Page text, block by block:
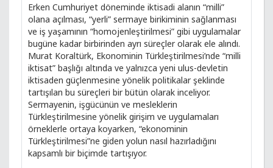
Erken Cumhuriyet döneminde iktisadi alanın “milli”
olana açılması, “yerli” sermaye birikiminin sağlanması
ve iş yaşamının “homojenleştirilmesi” gibi uygulamalar
bugüne kadar birbirinden ayrı süreçler olarak ele alındı.
Murat Koraltürk, Ekonominin Türkleştirilmesi’nde “milli
iktisat” başlığı altında ve yalnızca yeni ulus-devletin
iktisaden güçlenmesine yönelik politikalar şeklinde
tartışılan bu süreçleri bir bütün olarak inceliyor.
Sermayenin, işgücünün ve mesleklerin
Türkleştirilmesine yönelik girişim ve uygulamaları
örneklerle ortaya koyarken, “ekonominin
Türkleştirilmesi”ne giden yolun nasıl hazırladığını
kapsamlı bir biçimde tartışıyor.